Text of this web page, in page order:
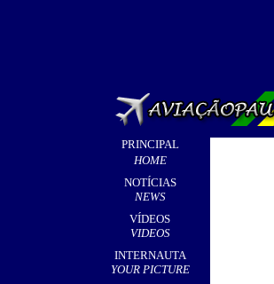
PRINCIPAL
HOME
NOTÍCIAS
NEWS
VÍDEOS
VIDEOS
INTERNAUTA
YOUR PICTURE